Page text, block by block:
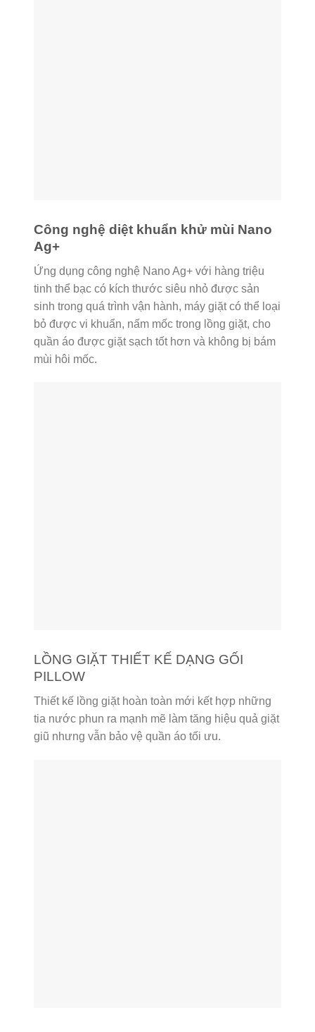
Công nghệ diệt khuẩn khử mùi Nano
Ag+
Ứng dụng công nghệ Nano Ag+ với hàng triệu
tinh thể bạc có kích thước siêu nhỏ được sản
sinh trong quá trình vận hành, máy giặt có thể loại
bỏ được vi khuẩn, nấm mốc trong lồng giặt, cho
quần áo được giặt sạch tốt hơn và không bị bám
mùi hôi mốc.
LỒNG GIẶT THIẾT KẾ DẠNG GỐI
PILLOW
Thiết kế lồng giặt hoàn toàn mới kết hợp những
tia nước phun ra mạnh mẽ làm tăng hiệu quả giặt
giũ nhưng vẫn bảo vệ quần áo tối ưu.